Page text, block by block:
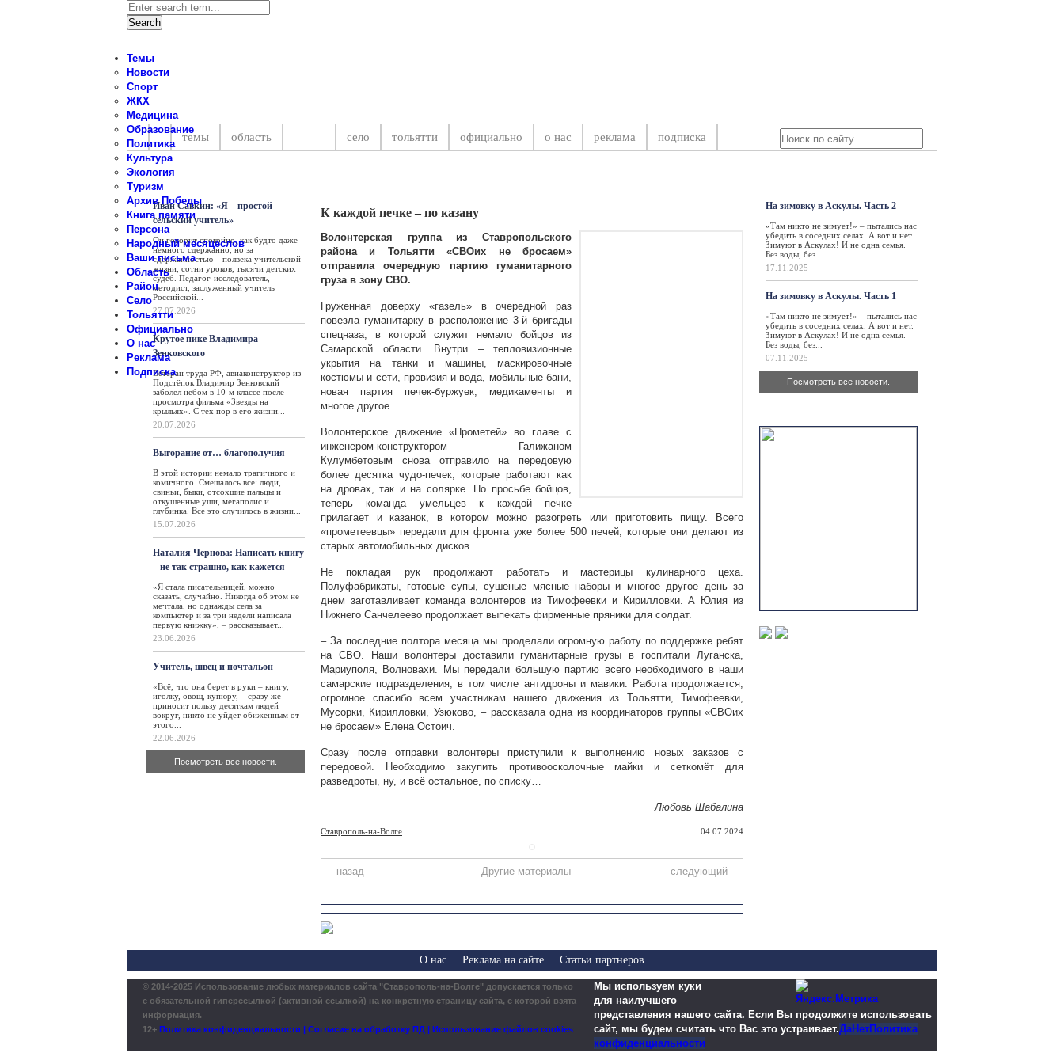
Новости Ставропольского района Самарской области
темы область село тольятти официально о нас реклама подписка
К каждой печке – по казану
Волонтерская группа из Ставропольского
района и Тольятти «СВОих не бросаем»
отправила очередную партию гуманитарного
груза в зону СВО.
Груженная доверху «газель» в очередной раз
повезла гуманитарку в расположение 3-й бригады
спецназа, в которой служит немало бойцов из
Самарской области. Внутри – тепловизионные
укрытия на танки и машины, маскировочные
костюмы и сети, провизия и вода, мобильные бани,
новая партия печек-буржуек, медикаменты и
многое другое.
Волонтерское движение «Прометей» во главе с
инженером-конструктором Галижаном
Кулумбетовым снова отправило на передовую
более десятка чудо-печек, которые работают как
на дровах, так и на солярке. По просьбе бойцов,
теперь команда умельцев к каждой печке
прилагает и казанок, в котором можно разогреть или приготовить пищу. Всего
«прометеевцы» передали для фронта уже более 500 печей, которые они делают из
старых автомобильных дисков.
Не покладая рук продолжают работать и мастерицы кулинарного цеха.
Полуфабрикаты, готовые супы, сушеные мясные наборы и многое другое день за
днем заготавливает команда волонтеров из Тимофеевки и Кирилловки. А Юлия из
Нижнего Санчелеево продолжает выпекать фирменные пряники для солдат.
– За последние полтора месяца мы проделали огромную работу по поддержке ребят
на СВО. Наши волонтеры доставили гуманитарные грузы в госпитали Луганска,
Мариуполя, Волновахи. Мы передали большую партию всего необходимого в наши
самарские подразделения, в том числе антидроны и мавики. Работа продолжается,
огромное спасибо всем участникам нашего движения из Тольятти, Тимофеевки,
Мусорки, Кирилловки, Узюково, – рассказала одна из координаторов группы «СВОих
не бросаем» Елена Остоич.
Сразу после отправки волонтеры приступили к выполнению новых заказов с
передовой. Необходимо закупить противоосколочные майки и сеткомёт для
разведроты, ну, и всё остальное, по списку…
Любовь Шабалина
Ставрополь-на-Волге 04.07.2024
назад Другие материалы следующий
Иван Савкин: «Я – простой
сельский учитель»
Он говорит спокойно, как будто даже
немного сдержанно, но за
сдержанностью – полвека учительской
жизни, сотни уроков, тысячи детских
судеб. Педагог-исследователь,
методист, заслуженный учитель
Российской...
27.07.2026
Крутое пике Владимира
Зенковского
Ветеран труда РФ, авиаконструктор из
Подстёпок Владимир Зенковский
заболел небом в 10-м классе после
просмотра фильма «Звезды на
крыльях». С тех пор в его жизни...
20.07.2026
Выгорание от… благополучия
В этой истории немало трагичного и
комичного. Смешалось все: люди,
свиньи, быки, отсохшие пальцы и
откушенные уши, мегаполис и
глубинка. Все это случилось в жизни...
15.07.2026
Наталия Чернова: Написать книгу
– не так страшно, как кажется
«Я стала писательницей, можно
сказать, случайно. Никогда об этом не
мечтала, но однажды села за
компьютер и за три недели написала
первую книжку», – рассказывает...
23.06.2026
Учитель, швец и почтальон
«Всё, что она берет в руки – книгу,
иголку, овощ, купюру, – сразу же
приносит пользу десяткам людей
вокруг, никто не уйдет обиженным от
этого...
22.06.2026
Посмотреть все новости.
На зимовку в Аскулы. Часть 2
«Там никто не зимует!» – пытались нас
убедить в соседних селах. А вот и нет.
Зимуют в Аскулах! И не одна семья.
Без воды, без...
17.11.2025
На зимовку в Аскулы. Часть 1
«Там никто не зимует!» – пытались нас
убедить в соседних селах. А вот и нет.
Зимуют в Аскулах! И не одна семья.
Без воды, без...
07.11.2025
Посмотреть все новости.
О нас Реклама на сайте Статьи партнеров
© 2014-2025 Использование любых материалов сайта "Ставрополь-на-Волге" допускается только
с обязательной гиперссылкой (активной ссылкой) на конкретную страницу сайта, с которой взята
информация.
12+ Политика конфиденциальности | Согласие на обработку ПД | Использование файлов cookies
Темы
Новости
Спорт
ЖКХ
Медицина
Образование
Политика
Культура
Экология
Туризм
Архив Победы
Книга памяти
Персона
Народный месяцеслов
Ваши письма
Область
Район
Село
Тольятти
Официально
О нас
Реклама
Подписка
Мы используем куки
для наилучшего
представления нашего сайта. Если Вы продолжите использовать
сайт, мы будем считать что Вас это устраивает.ДаНетПолитика
конфиденциальности